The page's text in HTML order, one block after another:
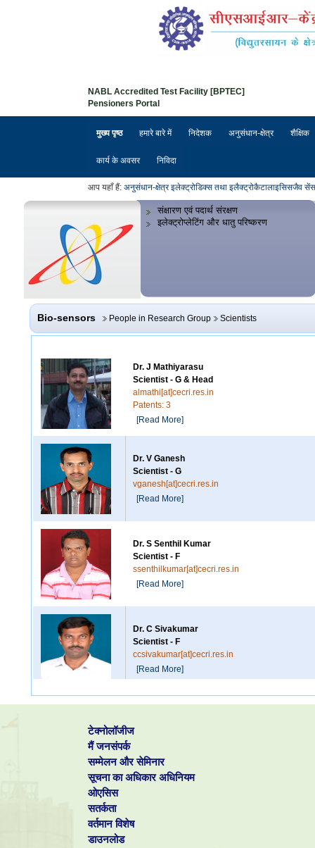
NABL Accredited Test Facility [BPTEC]
Pensioners Portal
मुख्य पृष्ठ हमारे बारे में निदेशक अनुसंधान-क्षेत्र शैक्षिक
कार्य के अवसर निविदा
आप यहाँ हैं: अनुसंधान-क्षेत्रइलेक्ट्रोडिक्स तथा इलैक्ट्रोकैटालाइसिसजैव
संक्षारण एवं पदार्थ संरक्षण
इलेक्ट्रोप्लेटिंग और धातु परिष्करण
Bio-sensors People in Research Group Scientists
Dr. J Mathiyarasu
Scientist - G & Head
almathi[at]cecri.res.in
Patents: 3
[Read More]
Dr. V Ganesh
Scientist - G
vganesh[at]cecri.res.in
[Read More]
Dr. S Senthil Kumar
Scientist - F
ssenthilkumar[at]cecri.res.in
[Read More]
Dr. C Sivakumar
Scientist - F
ccsivakumar[at]cecri.res.in
[Read More]
Scientist - F
[Read More]
giribabuk[at]cecri.res.in
टेक्नोलॉजीज
मैं जनसंपर्क
सम्मेलन और सेमिनार
सूचना का अधिकार अधिनियम
ओएसिस
सतर्कता
वर्तमान विशेष
डाउनलोड